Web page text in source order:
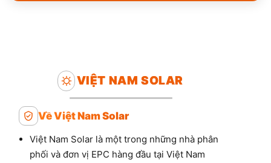
VIỆT NAM SOLAR
Về Việt Nam Solar
Việt Nam Solar là một trong những nhà phân
phối và đơn vị EPC hàng đầu tại Việt Nam